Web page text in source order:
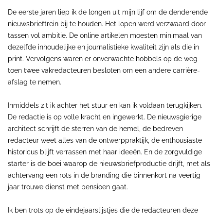
De eerste jaren liep ik de longen uit mijn lijf om de denderende
nieuwsbrieftrein bij te houden. Het lopen werd verzwaard door
tassen vol ambitie. De online artikelen moesten minimaal van
dezelfde inhoudelijke en journalistieke kwaliteit zijn als die in
print. Vervolgens waren er onverwachte hobbels op de weg
toen twee vakredacteuren besloten om een andere carrière-
afslag te nemen.
Inmiddels zit ik achter het stuur en kan ik voldaan terugkijken.
De redactie is op volle kracht en ingewerkt. De nieuwsgierige
architect schrijft de sterren van de hemel, de bedreven
redacteur weet alles van de ontwerppraktijk, de enthousiaste
historicus blijft verrassen met haar ideeën. En de zorgvuldige
starter is de boei waarop de nieuwsbriefproductie drijft, met als
achtervang een rots in de branding die binnenkort na veertig
jaar trouwe dienst met pensioen gaat.
Ik ben trots op de eindejaarslijstjes die de redacteuren deze